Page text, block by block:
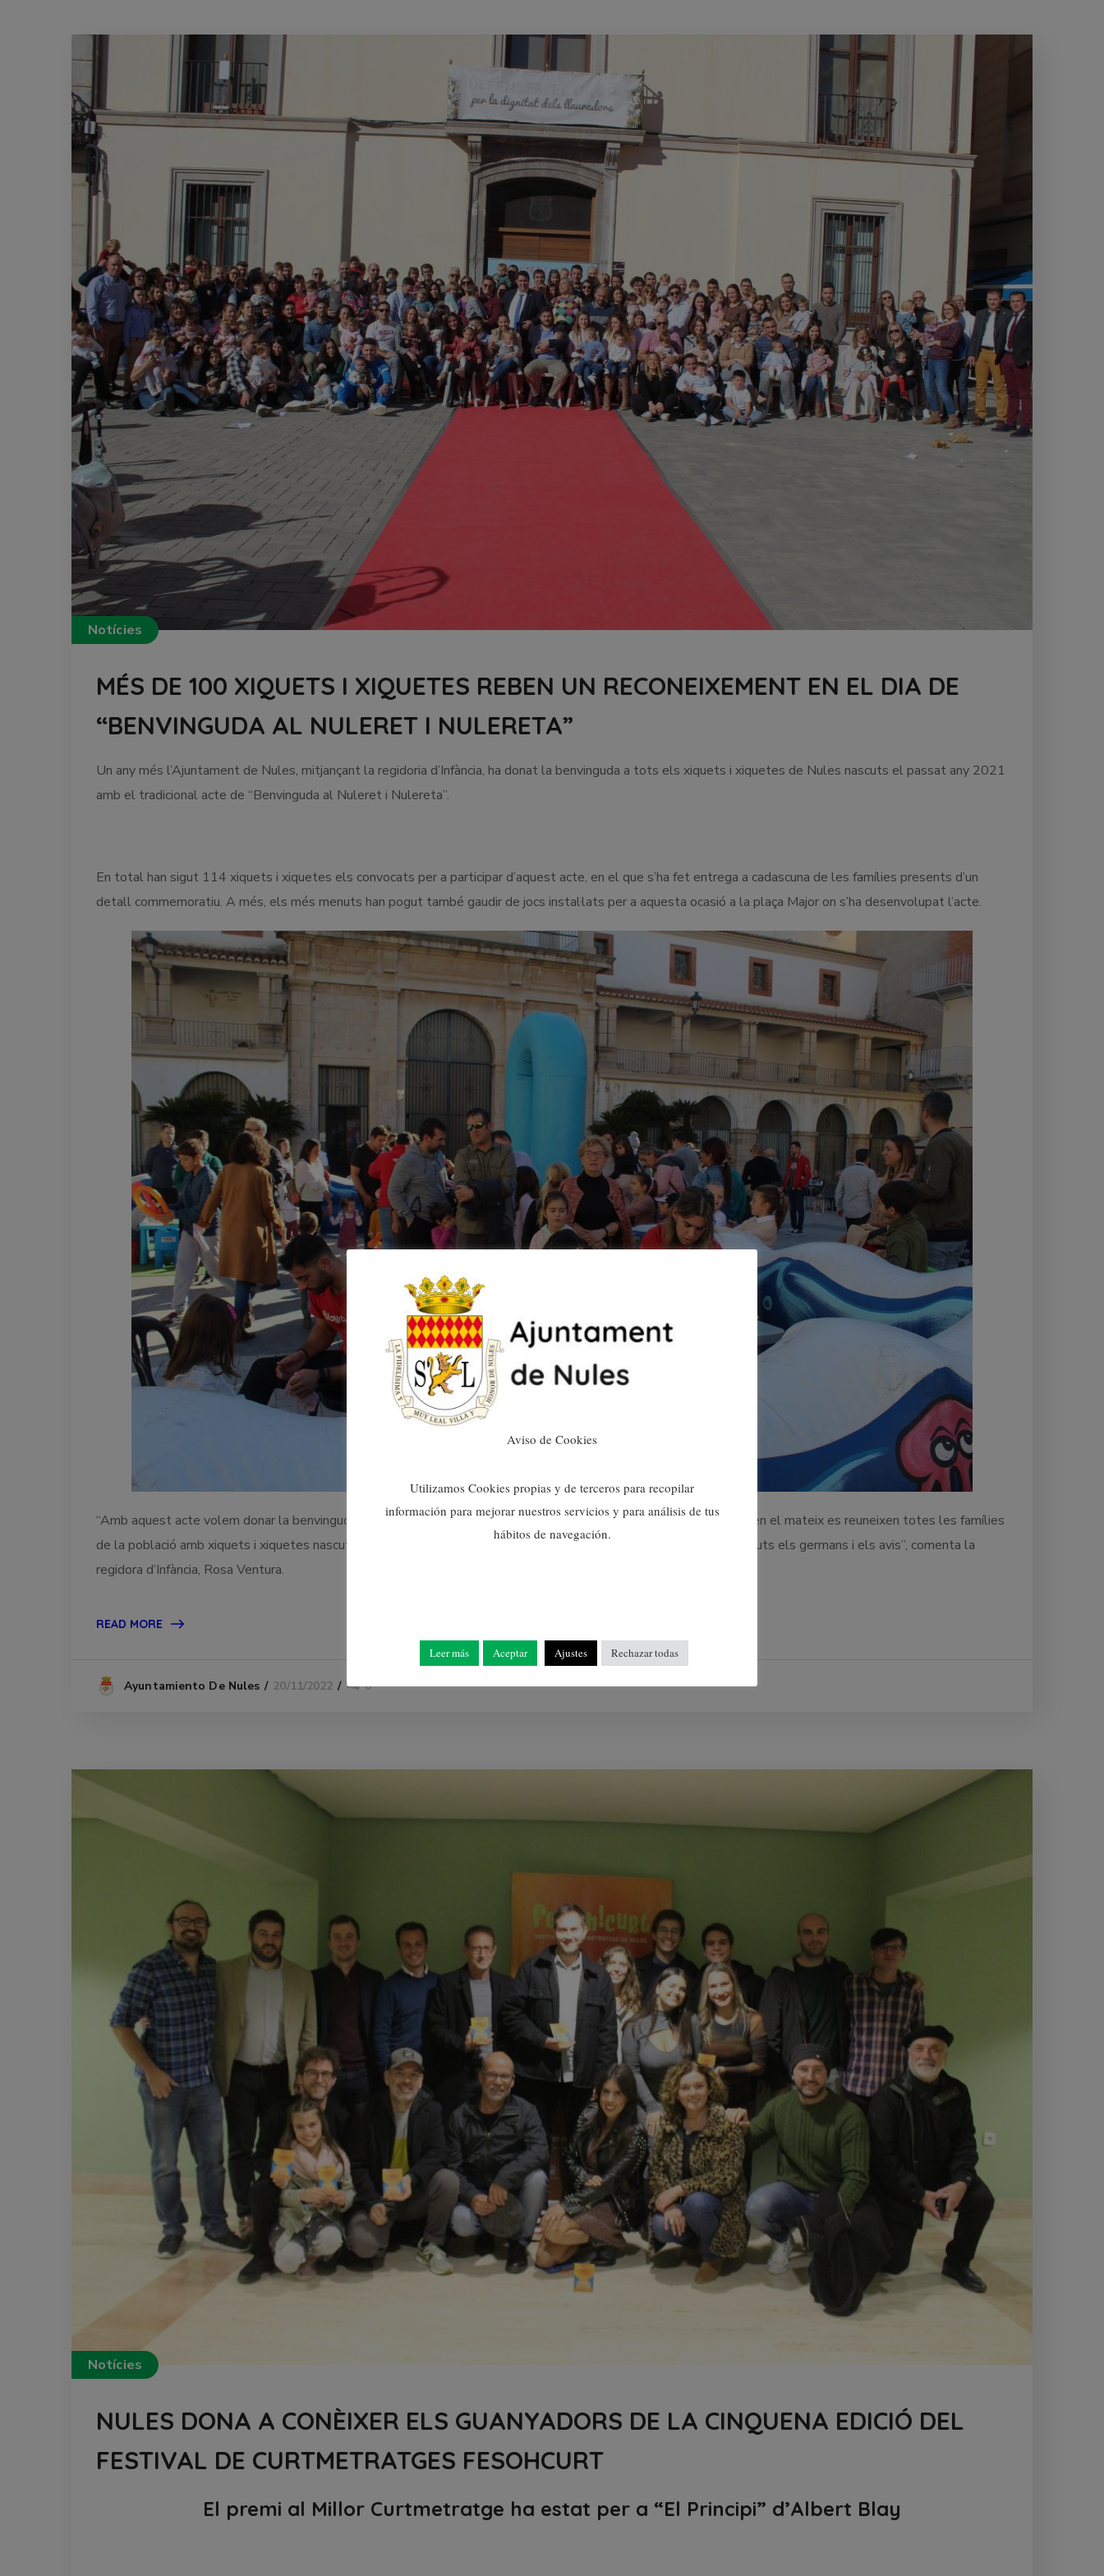
Notícies
MÉS DE 100 XIQUETS I XIQUETES REBEN UN RECONEIXEMENT EN EL DIA DE
“BENVINGUDA AL NULERET I NULERETA”
Un any més l’Ajuntament de Nules, mitjançant la regidoria d’Infància, ha donat la benvinguda a tots els xiquets i xiquetes de Nules nascuts el passat any 2021
amb el tradicional acte de “Benvinguda al Nuleret i Nulereta”.
En total han sigut 114 xiquets i xiquetes els convocats per a participar d’aquest acte, en el que s’ha fet entrega a cadascuna de les famílies presents d’un
detall commemoratiu. A més, els més menuts han pogut també gaudir de jocs instal·lats per a aquesta ocasió a la plaça Major on s’ha desenvolupat l’acte.
“Amb aquest acte volem donar la benvinguda als nous nulerets i nuleretes, es tracta d’un acte molt emotiu ja que en el mateix es reuneixen totes les famílies
de la població amb xiquets i xiquetes nascuts el passat any, així a més dels pares també acompanyen els més menuts els germans i els avis”, comenta la
regidora d’Infància, Rosa Ventura.
READ MORE
Ayuntamiento De Nules 20/11/2022 0
Notícies
NULES DONA A CONÈIXER ELS GUANYADORS DE LA CINQUENA EDICIÓ DEL
FESTIVAL DE CURTMETRATGES FESOHCURT
El premi al Millor Curtmetratge ha estat per a “El Principi” d’Albert Blay
Aviso de Cookies
Utilizamos Cookies propias y de terceros para recopilar
información para mejorar nuestros servicios y para análisis de tus
hábitos de navegación.
Leer más Aceptar Ajustes Rechazar todas